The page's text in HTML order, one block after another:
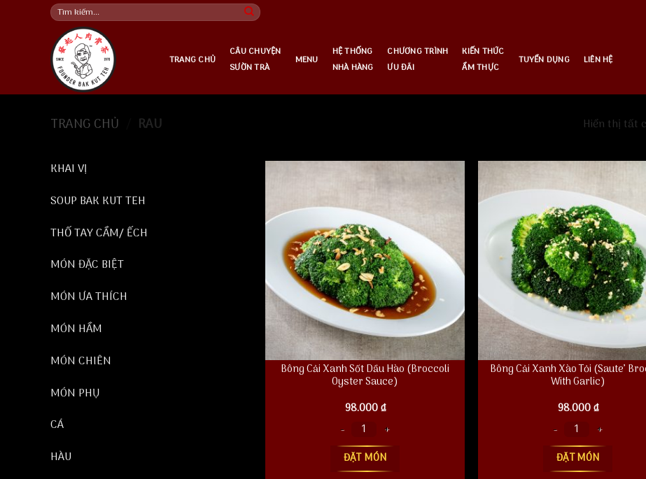
Tìm
kiếm:
TRANG CHỦ
CÂU CHUYỆN
SƯỜN TRÀ
MENU
HỆ THỐNG
NHÀ HÀNG
CHƯƠNG TRÌNH
ƯU ĐÃI
KIẾN THỨC
ẨM THỰC
TUYỂN DỤNG LIÊN HỆ
TRANG CHỦ RAU Hiển thị tất
KHAI VỊ
SOUP BAK KUT TEH
THỐ TAY CẦM/ ẾCH
MÓN ĐẶC BIỆT
MÓN ƯA THÍCH
MÓN HẦM
MÓN CHIÊN
MÓN PHỤ
CÁ
HÀU
Bông Cải Xanh Sốt Dầu Hào (Broccoli
Oyster Sauce)
98.000₫
Bông Cải Xanh Sốt Dầu Hào (Broccoli Oyster Sauce) số lượng
ĐẶT MÓN
Bông Cải Xanh Xào Tỏi (Saute’
With Garlic)
98.000₫
Bông Cải Xanh Xào Tỏi (Saute' Broccoli
ĐẶT MÓN